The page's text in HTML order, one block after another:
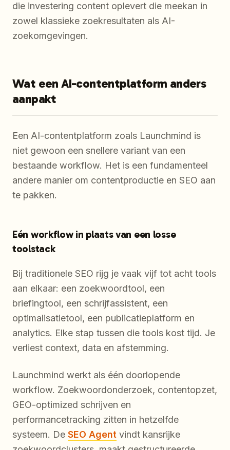
die investering content oplevert die meekan in
zowel klassieke zoekresultaten als AI-
zoekomgevingen.
Wat een AI-contentplatform anders
aanpakt
Een AI-contentplatform zoals Launchmind is
niet gewoon een snellere variant van een
bestaande workflow. Het is een fundamenteel
andere manier om contentproductie en SEO aan
te pakken.
Eén workflow in plaats van een losse
toolstack
Bij traditionele SEO rijg je vaak vijf tot acht tools
aan elkaar: een zoekwoordtool, een
briefingtool, een schrijfassistent, een
optimalisatietool, een publicatieplatform en
analytics. Elke stap tussen die tools kost tijd. Je
verliest context, data en afstemming.
Launchmind werkt als één doorlopende
workflow. Zoekwoordonderzoek, contentopzet,
GEO-optimized schrijven en
performancetracking zitten in hetzelfde
systeem. De SEO Agent vindt kansrijke